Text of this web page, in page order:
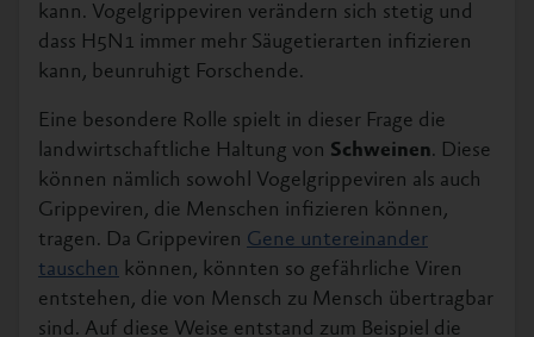
kann. Vogelgrippeviren verändern sich stetig und
dass H5N1 immer mehr Säugetierarten infizieren
kann, beunruhigt Forschende.
Eine besondere Rolle spielt in dieser Frage die
landwirtschaftliche Haltung von Schweinen. Diese
können nämlich sowohl Vogelgrippeviren als auch
Grippeviren, die Menschen infizieren können,
tragen. Da Grippeviren Gene untereinander
tauschen können, könnten so gefährliche Viren
entstehen, die von Mensch zu Mensch übertragbar
sind. Auf diese Weise entstand zum Beispiel die